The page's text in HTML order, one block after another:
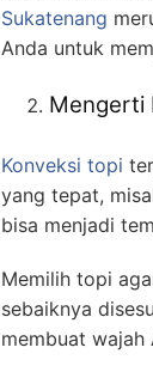
Sukatenang
Anda untuk
Mengerti
Konveksi topi
yang tepat,
bisa menjadi
Memilih topi
sebaiknya
membuat